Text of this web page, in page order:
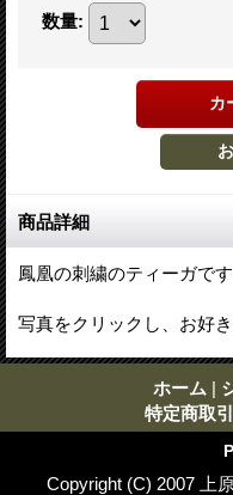
数量:
商品詳細
鳳凰の刺繍のティーガです
写真をクリックし、お好
ホーム |
特定商取
Copyright (C) 2007 上